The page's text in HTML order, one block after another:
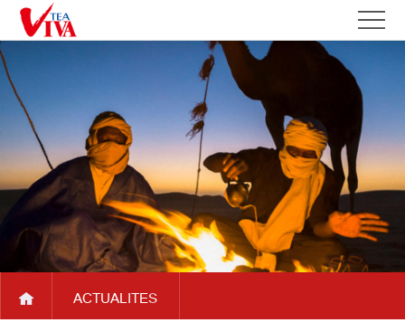
ACTUALITES
ACCUEIL
QUI
SOMMES
NOUS
PROPOS
DE
VIVATEA
PARTENAIRES
NOS
DEVELOPPEMENTS
ACTUALITES
PRODUITS
SERVICES